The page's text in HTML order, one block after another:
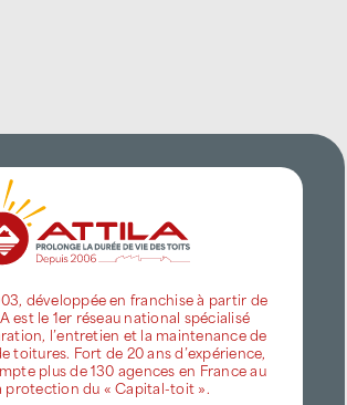
développée en franchise à partir de
est le 1er réseau national spécialisé
l’entretien et la maintenance de
toitures. Fort de 20 ans d’expérience,
plus de 130 agences en France au
protection du « Capital-toit ».